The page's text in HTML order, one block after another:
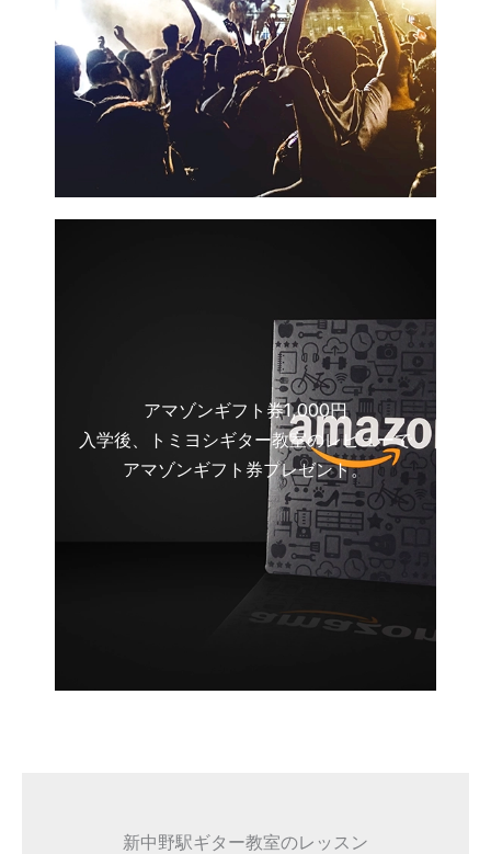
アマゾンギフト券1,000円
入学後、トミヨシギター教室のレビューで
アマゾンギフト券プレゼント。
新中野駅ギター教室のレッスン